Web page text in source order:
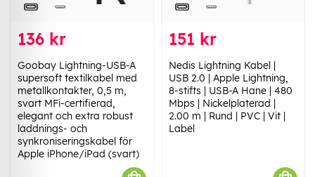
136 kr
Goobay Lightning-USB-A
supersoft textilkabel med
metallkontakter, 0,5 m,
svart MFi-certifierad,
elegant och extra robust
laddnings- och
synkroniseringskabel för
Apple iPhone/iPad (svart)
151 kr
Nedis Lightning Kabel |
USB 2.0 | Apple Lightning,
8-stifts | USB-A Hane | 480
Mbps | Nickelplaterad |
2.00 m | Rund | PVC | Vit |
Label